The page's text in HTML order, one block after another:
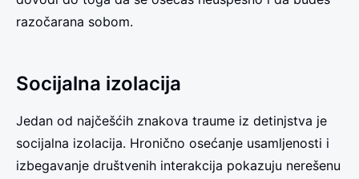
razočarana sobom.
Socijalna izolacija
Jedan od najčešćih znakova traume iz detinjstva je
socijalna izolacija. Hronično osećanje usamljenosti i
izbegavanje društvenih interakcija pokazuju nerešenu